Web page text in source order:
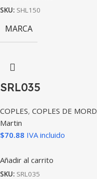
SKU: SHL150
MARCA
SRL035
COPLES, COPLES DE
Martin
$70.88 IVA incluido
Añadir al carrito
SKU: SRL035